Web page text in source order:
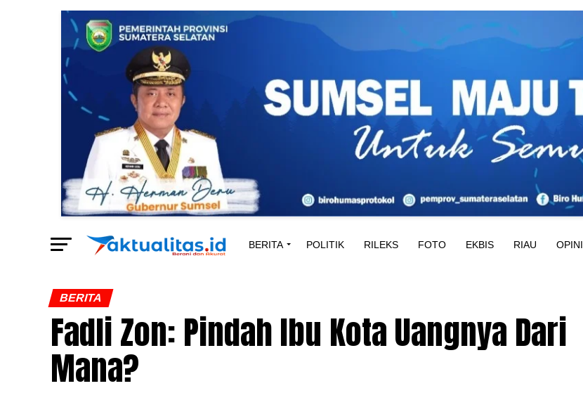
BERITA POLITIK RILEKS FOTO EKBIS RIAU OPINI
BERITA
Fadli Zon: Pindah Ibu Kota Uangnya Dari
Mana?